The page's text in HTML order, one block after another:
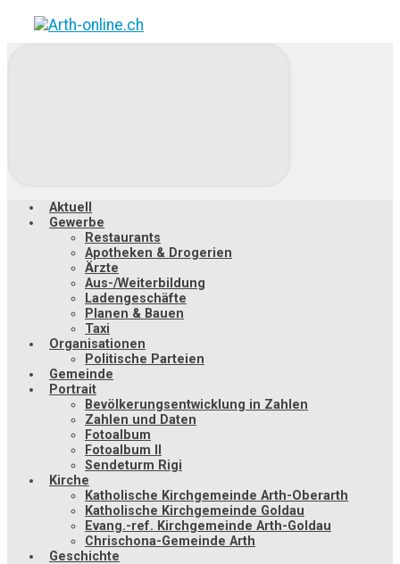
Zum
Hauptinhalt
Aktuell
Gewerbe
Restaurants
Apotheken & Drogerien
Ärzte
Aus-/Weiterbildung
Ladengeschäfte
Planen & Bauen
Taxi
Organisationen
Politische Parteien
Gemeinde
Portrait
Bevölkerungsentwicklung in Zahlen
Zahlen und Daten
Fotoalbum
Fotoalbum II
Sendeturm Rigi
Kirche
Katholische Kirchgemeinde Arth-Oberarth
Katholische Kirchgemeinde Goldau
Evang.-ref. Kirchgemeinde Arth-Goldau
Chrischona-Gemeinde Arth
Geschichte